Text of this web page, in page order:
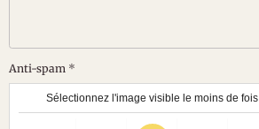
Anti-spam
Sélectionnez l'image visible le moins de fois